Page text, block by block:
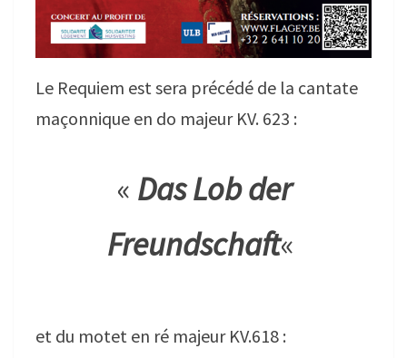
Le Requiem est sera précédé de la cantate
maçonnique en do majeur KV. 623 :
« Das Lob der
Freundschaft«
et du motet en ré majeur KV.618 :